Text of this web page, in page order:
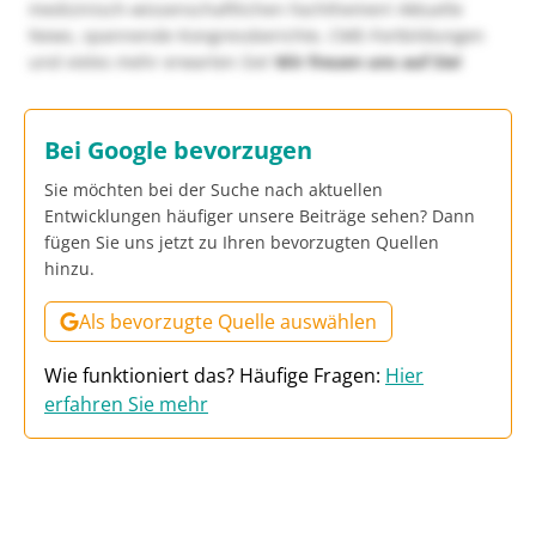
medizinisch-wissenschaftlichen Fachthemen! Aktuelle
News, spannende Kongressberichte, CME-Fortbildungen
und vieles mehr erwarten Sie!Wir freuen uns auf Sie!
Bei Google bevorzugen
Sie möchten bei der Suche nach aktuellen
Entwicklungen häufiger unsere Beiträge sehen? Dann
fügen Sie uns jetzt zu Ihren bevorzugten Quellen
hinzu.
Als bevorzugte Quelle auswählen
Wie funktioniert das? Häufige Fragen: Hier
erfahren Sie mehr